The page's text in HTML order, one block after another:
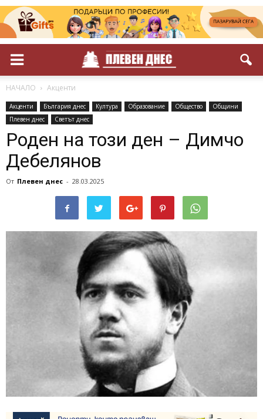
НАЧАЛО Акценти
Акценти България днес Култура Образование Общество
Общини
Плевен днес
Светът днес
Роден на този ден – Димчо
Дебелянов
От Плевен днес - 28.03.2025